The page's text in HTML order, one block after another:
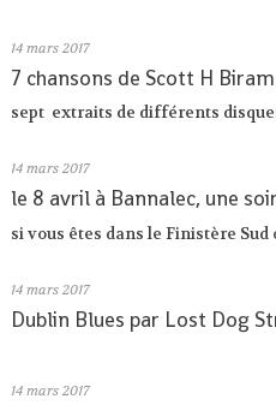
14 mars 2017
7 chansons de Scott H Biram
sept extraits de différents
14 mars 2017
le 8 avril à Bannalec, une
si vous êtes dans le Finistère Sud
14 mars 2017
Dublin Blues par Lost Dog
14 mars 2017